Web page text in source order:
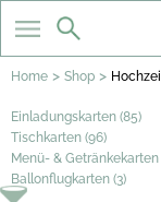
Home > Shop >
Einladungskarten (85)
Tischkarten (96)
Menü- & Getränkekarten
Ballonflugkarten (3)